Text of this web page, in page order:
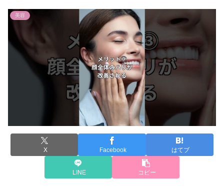
美容
X Facebook はてブ
LINE コピー